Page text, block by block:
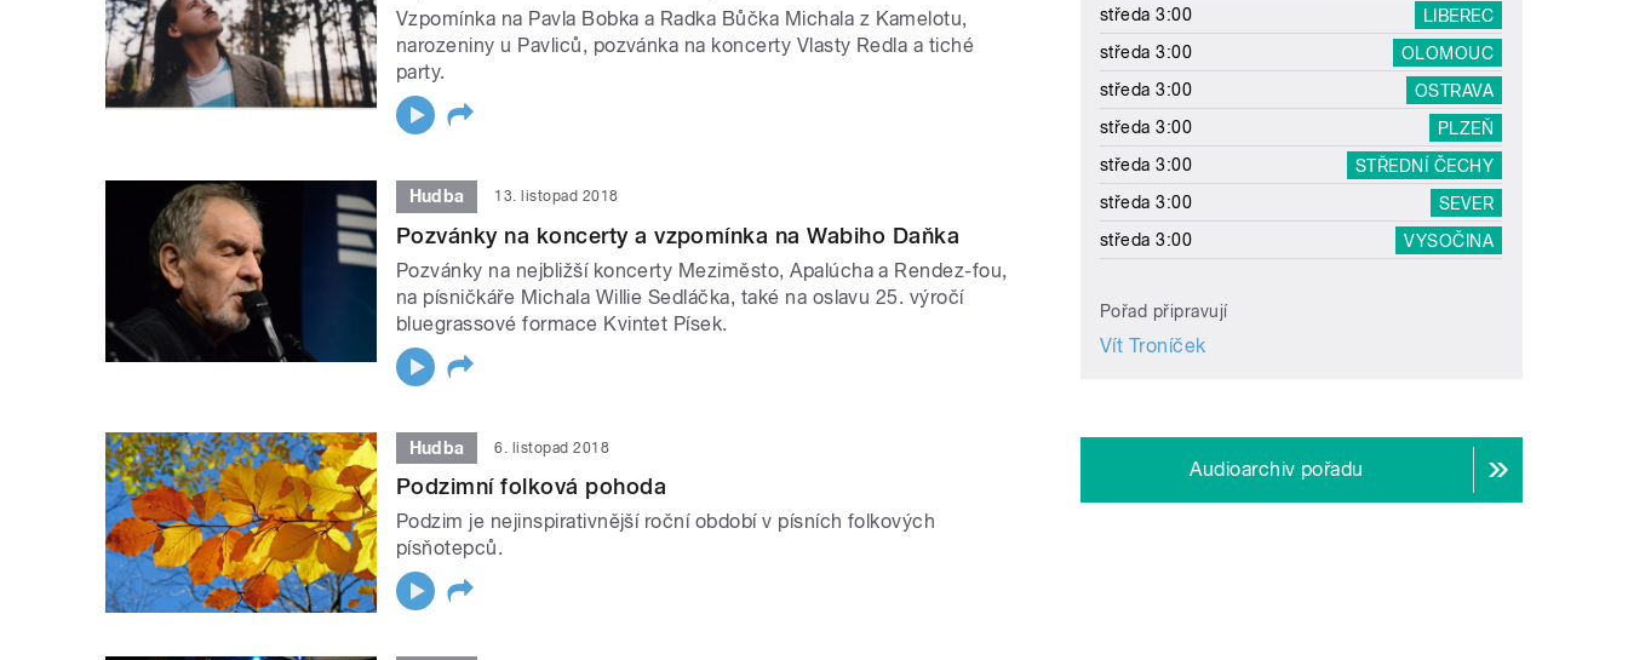
Vzpomínka na Pavla Bobka a Radka Bůčka Michala z Kamelotu,
narozeniny u Pavliců, pozvánka na koncerty Vlasty Redla a tiché
party.
Hudba 13. listopad 2018
Pozvánky na koncerty a vzpomínka na Wabiho Daňka
Pozvánky na nejbližší koncerty Meziměsto, Apalúcha a Rendez-fou,
na písničkáře Michala Willie Sedláčka, také na oslavu 25. výročí
bluegrassové formace Kvintet Písek.
Hudba 6. listopad 2018
Podzimní folková pohoda
Podzim je nejinspirativnější roční období v písních folkových
písňotepců.
středa 3:00
LIBEREC
středa 3:00
OLOMOUC
středa 3:00
OSTRAVA
středa 3:00
PLZEŇ
středa 3:00
STŘEDNÍ ČECHY
středa 3:00
SEVER
středa 3:00
VYSOČINA
Pořad připravují
Vít Troníček
Audioarchiv pořadu